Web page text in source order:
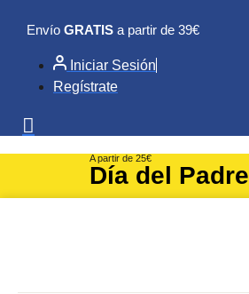
contenido
Envío GRATIS a partir de 39€
Iniciar Sesión
Regístrate
A partir de 25€
Día del Padre